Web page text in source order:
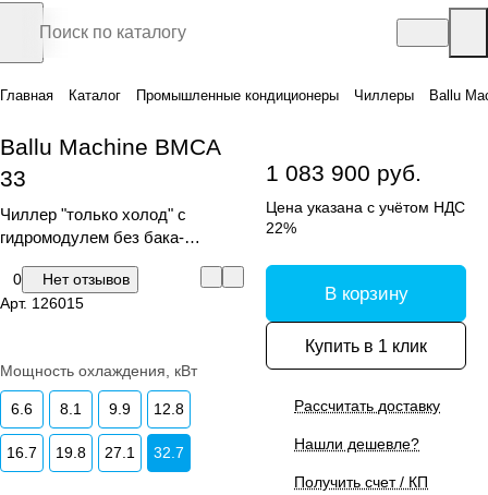
Главная Каталог Промышленные кондиционеры Чиллеры Ballu
Ballu Machine BMCA
33
Чиллер "только холод" с
гидромодулем без бака-
0
Нет отзывов
Арт. 126015
Мощность охлаждения, кВт
6.6 8.1 9.9 12.8
16.7 19.8 27.1 32.7
1 083 900 руб.
Цена указана с учётом НДС
22%
В корзину
Купить в 1 клик
Рассчитать доставку
Нашли дешевле?
Получить счет / КП